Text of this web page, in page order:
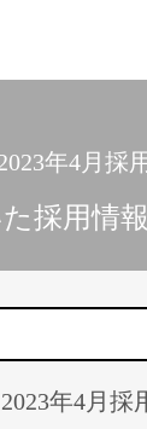
年4月採
採用情報
年4月採